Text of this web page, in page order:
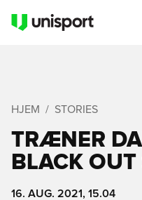
HJEM STORIES
TRÆNER
BLACK OUT
16. AUG. 2021, 15.04